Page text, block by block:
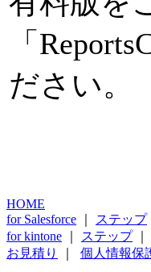
「
ださい。
HOME
for Salesforce
ステップ
for kintone
ステップ｜
お見積り
個人情報保